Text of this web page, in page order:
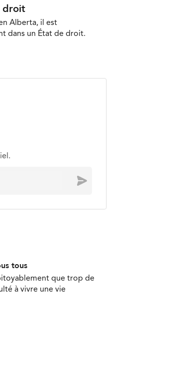
droit
Alberta, il est
dans un État de droit.
Envoyer
tous
que trop de
à vivre une vie